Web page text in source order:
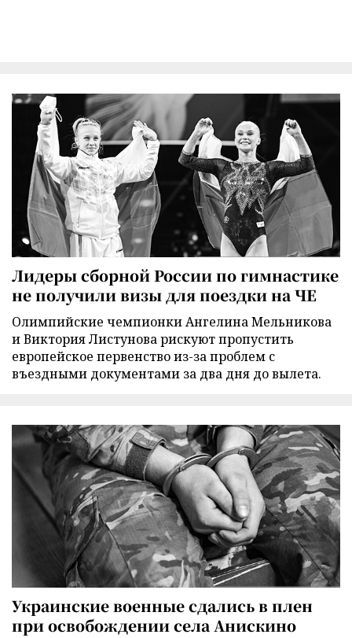
Лидеры сборной России по гимнастике
не получили визы для поездки на ЧЕ
Олимпийские чемпионки Ангелина Мельникова
и Виктория Листунова рискуют пропустить
европейское первенство из-за проблем с
въездными документами за два дня до вылета.
Украинские военные сдались в плен
при освобождении села Анискино